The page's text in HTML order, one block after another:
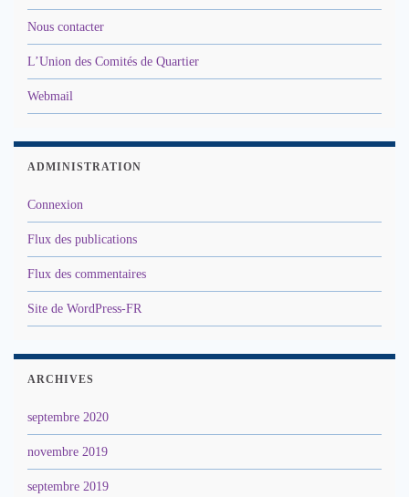
Nous contacter
L’Union des Comités de Quartier
Webmail
ADMINISTRATION
Connexion
Flux des publications
Flux des commentaires
Site de WordPress-FR
ARCHIVES
septembre 2020
novembre 2019
septembre 2019